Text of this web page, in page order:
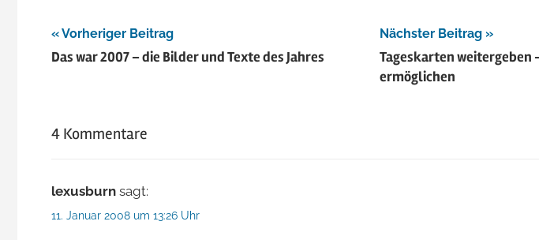
Beitragsnavigation
Vorheriger Beitrag
Das war 2007 – die Bilder und Texte des Jahres
Nächster Beitrag
Tageskarten weitergeben
ermöglichen
4 Kommentare
lexusburn sagt:
11. Januar 2008 um 13:26 Uhr